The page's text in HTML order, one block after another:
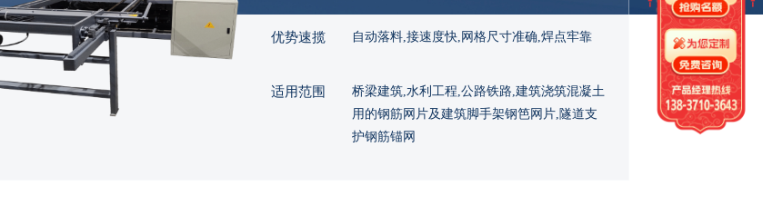
优势速揽 自动落料,接速度快,网格尺寸准确,焊点牢靠
适用范围
桥梁建筑,水利工程,公路铁路,建筑浇筑混凝土
用的钢筋网片及建筑脚手架钢笆网片,隧道支
护钢筋锚网